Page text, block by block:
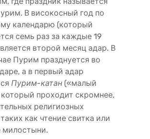
В високосный год по
календарю (который
семь раз за каждые 19
второй месяц адар. В
Пурим празднуется во
а в первый адар
Пурим-катан («малый
проходит скромнее,
религиозных
как чтение свитка или
милостыни.